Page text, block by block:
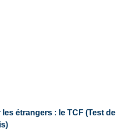
étrangers : le TCF (Test de